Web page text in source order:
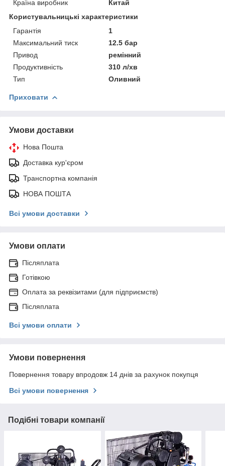
Країна виробник
Китай
Користувальницькі характеристики
Гарантія
1
Максимальний тиск
12.5 бар
Привод
ремінний
Продуктивність
310 л/хв
Тип
Оливний
Приховати
Умови доставки
Нова Пошта
Доставка кур'єром
Транспортна компанія
НОВА ПОШТА
Всі умови доставки
Умови оплати
Післяплата
Готівкою
Оплата за реквізитами (для підприємств)
Післяплата
Всі умови оплати
Умови повернення
Повернення товару впродовж 14 днів за рахунок покупця
Всі умови повернення
Подібні товари компанії